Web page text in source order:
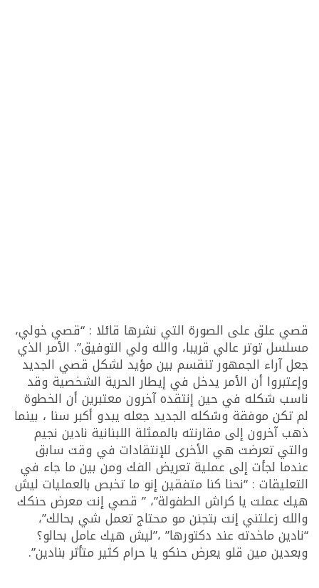
قصي علق على الصورة التي نشرها قائلا : “قصي خولي،
مسلسل توتر عالي قريبا، والله ولي التوفيق”. الأمر الذي
جعل آراء الجمهور تنقسم بين مؤيد لشكل قصي الجديد
وإعتبروا أن الأمر يدخل في إيطار الحرية الشخصية وقد
ناسب شكله في حين إنتقده آخرون معتبرين أن الخطوة
لم تكن موفقة وشكله الجديد جعله يبدو أكبر سنا ، بينما
ذهب آخرون إلى مقارنته بالممثلة اللبنانية نادين نجيم
والتي تعرضت هي الأخرى للإنتقادات في وقت سابق
عندما لجأت إلى عملية تعريض الفك ومن بين ما جاء في
التعليقات : “نحنا كنا متفقين إنو ما تخبص بالعمليات ليش
هيك عملت يا كراش الطفولة”، ” قصي إنت معرض حنكك
والله زعلتني إنت بتجنن مو محتاج تعمل شي بحالك”،
“نادين ماخدته عند دكتورها” ،”ليش هيك عامل بحالو؟
وبعدين مين قلو يعرض حنكو يا حرام كثير متأثر بنادين”.